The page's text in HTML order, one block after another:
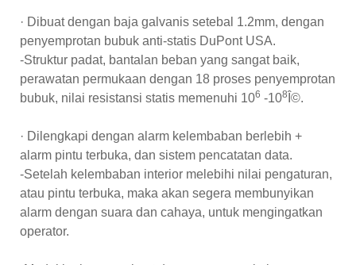
· Dibuat dengan baja galvanis setebal 1.2mm, dengan
penyemprotan bubuk anti-statis DuPont USA.
-Struktur padat, bantalan beban yang sangat baik,
perawatan permukaan dengan 18 proses penyemprotan
bubuk, nilai resistansi statis memenuhi 106 -108 Î©.
· Dilengkapi dengan alarm kelembaban berlebih +
alarm pintu terbuka, dan sistem pencatatan data.
-Setelah kelembaban interior melebihi nilai pengaturan,
atau pintu terbuka, maka akan segera membunyikan
alarm dengan suara dan cahaya, untuk mengingatkan
operator.